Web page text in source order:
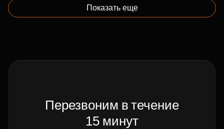
Показать еще
Перезвоним в течение
15 минут